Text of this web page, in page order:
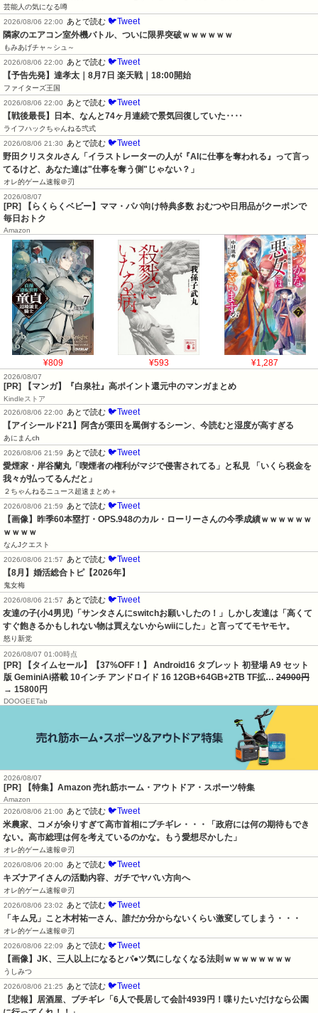
芸能人の気になる噂
2026/08/06 22:00
あとで読む 🐦Tweet
隣家のエアコン室外機バトル、ついに限界突破ｗｗｗｗｗｗ
もみあげチャ～シュ～
2026/08/06 22:00
あとで読む 🐦Tweet
【予告先発】達孝太｜8月7日 楽天戦｜18:00開始
ファイターズ王国
2026/08/06 22:00
あとで読む 🐦Tweet
【戦後最長】日本、なんと74ヶ月連続で景気回復していた‥‥
ライフハックちゃんねる弐式
2026/08/06 21:30
あとで読む 🐦Tweet
野田クリスタルさん「イラストレーターの人が『AIに仕事を奪われる』って言っ
てるけど、あなた達は"仕事を奪う側"じゃない？」
オレ的ゲーム速報＠刃
2026/08/07
[PR] 【らくらくベビー】ママ・パパ向け特典多数 おむつや日用品がクーポンで
毎日おトク
Amazon
¥809 ¥593 ¥1,287
2026/08/07
[PR] 【マンガ】『白泉社』高ポイント還元中のマンガまとめ
Kindleストア
2026/08/06 22:00
あとで読む 🐦Tweet
【アイシールド21】阿含が栗田を罵倒するシーン、今読むと湿度が高すぎる
あにまんch
2026/08/06 21:59
あとで読む 🐦Tweet
愛煙家・岸谷蘭丸「喫煙者の権利がマジで侵害されてる」と私見 「いくら税金を
我々が払ってるんだと」
２ちゃんねるニュース超速まとめ＋
2026/08/06 21:59
あとで読む 🐦Tweet
【画像】昨季60本塁打・OPS.948のカル・ローリーさんの今季成績ｗｗｗｗｗｗ
ｗｗｗｗ
なんJクエスト
2026/08/06 21:57
あとで読む 🐦Tweet
【8月】婚活総合トピ【2026年】
鬼女梅
2026/08/06 21:57
あとで読む 🐦Tweet
友達の子(小4男児)「サンタさんにswitchお願いしたの！」しかし友達は「高くて
すぐ飽きるかもしれない物は買えないからwiiにした」と言っててモヤモヤ。
怒り新党
2026/08/07 01:00時点
[PR] 【タイムセール】【37%OFF！】 Android16 タブレット 初登場 A9 セット
版 GeminiAi搭載 10インチ アンドロイド 16 12GB+64GB+2TB TF拡… 24900円
→ 15800円
DOOGEETab
2026/08/07
[PR] 【特集】Amazon 売れ筋ホーム・アウトドア・スポーツ特集
Amazon
2026/08/06 21:00
あとで読む 🐦Tweet
米農家、コメが余りすぎて高市首相にブチギレ・・・「政府には何の期待もでき
ない。高市総理は何を考えているのかな。もう愛想尽かした」
オレ的ゲーム速報＠刃
2026/08/06 20:00
あとで読む 🐦Tweet
キズナアイさんの活動内容、ガチでヤバい方向へ
オレ的ゲーム速報＠刃
2026/08/06 23:02
あとで読む 🐦Tweet
「キム兄」こと木村祐一さん、誰だか分からないくらい激変してしまう・・・
オレ的ゲーム速報＠刃
2026/08/06 22:09
あとで読む 🐦Tweet
【画像】JK、三人以上になるとパ●ツ気にしなくなる法則ｗｗｗｗｗｗｗｗ
うしみつ
2026/08/06 21:25
あとで読む 🐦Tweet
【悲報】居酒屋、ブチギレ「6人で長居して会計4939円！喋りたいだけなら公園